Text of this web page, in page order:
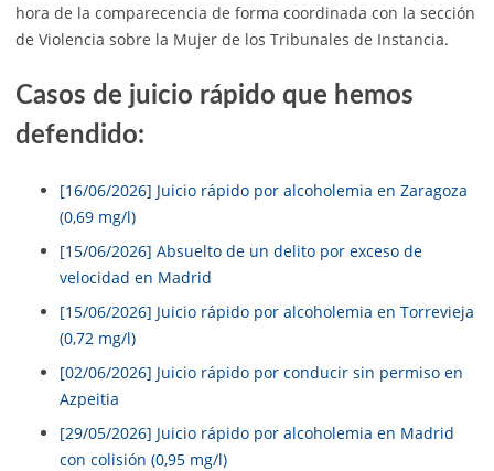
hora de la comparecencia de forma coordinada con la sección
de Violencia sobre la Mujer de los Tribunales de Instancia.
Casos de juicio rápido que hemos
defendido:
[16/06/2026] Juicio rápido por alcoholemia en Zaragoza
(0,69 mg/l)
[15/06/2026] Absuelto de un delito por exceso de
velocidad en Madrid
[15/06/2026] Juicio rápido por alcoholemia en Torrevieja
(0,72 mg/l)
[02/06/2026] Juicio rápido por conducir sin permiso en
Azpeitia
[29/05/2026] Juicio rápido por alcoholemia en Madrid
con colisión (0,95 mg/l)